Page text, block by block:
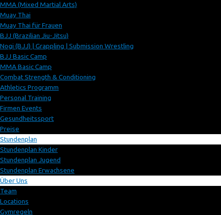
MMA (Mixed Martial Arts)
Muay Thai
Muay Thai für Frauen
BJJ (Brazilian Jiu-Jitsu)
Nogi (BJJ) | Grappling | Submission Wrestling
BJJ Basic Camp
MMA Basic Camp
Combat Strength & Conditioning
Athletics Programm
Personal Training
Firmen Events
Gesundheitssport
Preise
Stundenplan
Stundenplan Kinder
Stundenplan Jugend
Stundenplan Erwachsene
Über Uns
Team
Locations
Gymregeln